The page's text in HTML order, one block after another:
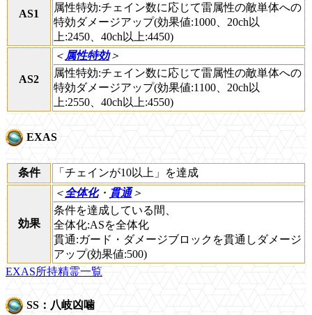
AS1
属性特効:チェイン数に応じて雷属性の敵単体への
特効ダメージアップ(効果値:1000、20ch以
上:2450、40ch以上:4450)
AS2
＜ 属性特効＞
属性特効:チェイン数に応じて雷属性の敵単体への
特効ダメージアップ(効果値:1100、20ch以
上:2550、40ch以上:4550)
EXAS
条件 「チェインが10以上」を達成
効果
＜全体化・ 貫通＞
条件を達成している間、
全体化:ASを全体化
貫通:ガード・ダメージブロックを貫通しダメージ
アップ(効果値:500)
EXAS所持精霊一覧
SS：八岐凶噛